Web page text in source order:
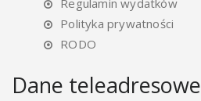
Regulamin wydatków
Polityka prywatności
RODO
Dane teleadresowe